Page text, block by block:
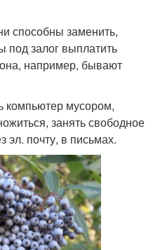
способны заменить,
под залог выплатить
например, бывают
компьютер мусором,
занять свободное
эл. почту, в письмах.